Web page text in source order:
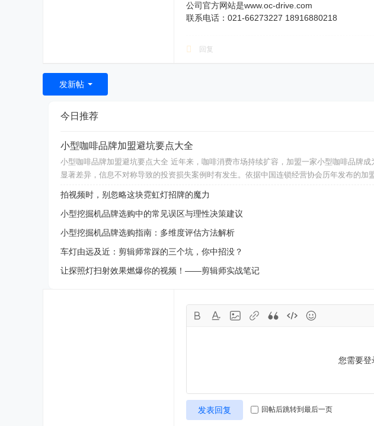
公司官方网站是www.oc-drive.com
联系电话：021-66273227 18916880218
回复
发新帖
今日推荐
小型咖啡品牌加盟避坑要点大全
小型咖啡品牌加盟避坑要点大全 近年来，咖啡消费市场持续扩容，加盟一家小型咖啡品牌
显著差异，信息不对称导致的投资损失案例时有发生。依据中国连锁经营协会历年发布的
拍视频时，别忽略这块霓虹灯招牌的魔力
小型挖掘机品牌选购中的常见误区与理性决策建议
小型挖掘机品牌选购指南：多维度评估方法解析
车灯由远及近：剪辑师常踩的三个坑，你中招没？
让探照灯扫射效果燃爆你的视频！——剪辑师实战笔记
您需要登
发表回复 回帖后跳转到最后一页